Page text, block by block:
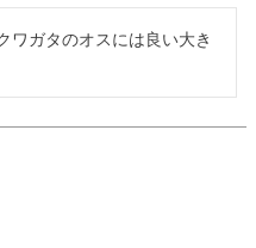
ワガタのオスには良い大き